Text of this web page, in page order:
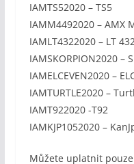
IAMTS52020 – TS5
IAMM4492020 – AMX
IAMLT4322020 – LT
IAMSKORPION2020 –
IAMELCEVEN2020 –
IAMTURTLE2020 –
IAMT922020 -T92
IAMKJP1052020 –
Můžete uplatnit